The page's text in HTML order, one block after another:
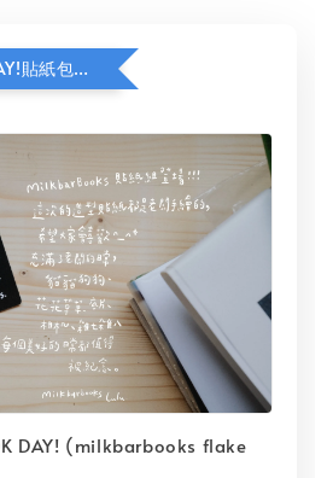
HAVE A BOOK DAY!貼紙包加價購
DAY! (milkbarbooks flake